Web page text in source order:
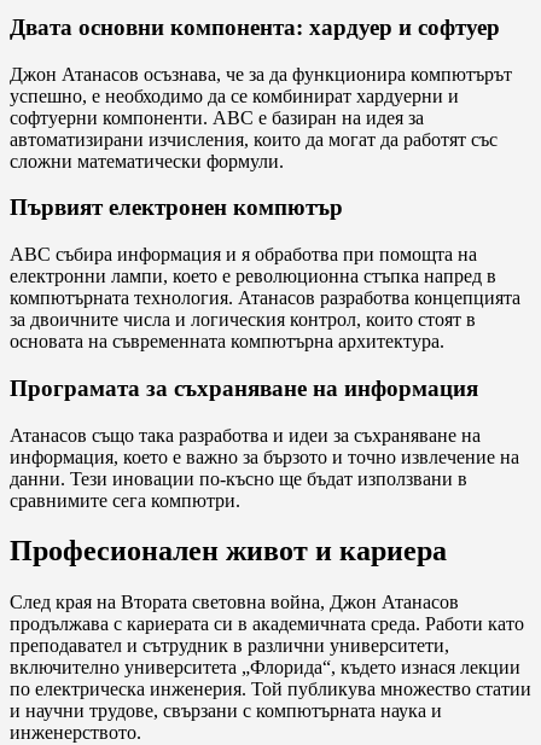
Двата основни компонента: хардуер и софтуер
Джон Атанасов осъзнава, че за да функционира компютърът
успешно, е необходимо да се комбинират хардуерни и
софтуерни компоненти. АВС е базиран на идея за
автоматизирани изчисления, които да могат да работят със
сложни математически формули.
Първият електронен компютър
АВС събира информация и я обработва при помощта на
електронни лампи, което е революционна стъпка напред в
компютърната технология. Атанасов разработва концепцията
за двоичните числа и логическия контрол, които стоят в
основата на съвременната компютърна архитектура.
Програмата за съхраняване на информация
Атанасов също така разработва и идеи за съхраняване на
информация, което е важно за бързото и точно извлечение на
данни. Тези иновации по-късно ще бъдат използвани в
сравнимите сега компютри.
Професионален живот и кариера
След края на Втората световна война, Джон Атанасов
продължава с кариерата си в академичната среда. Работи като
преподавател и сътрудник в различни университети,
включително университета „Флорида“, където изнася лекции
по електрическа инженерия. Той публикува множество статии
и научни трудове, свързани с компютърната наука и
инженерството.